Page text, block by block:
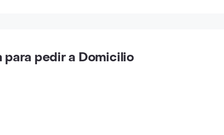
para pedir a Domicilio